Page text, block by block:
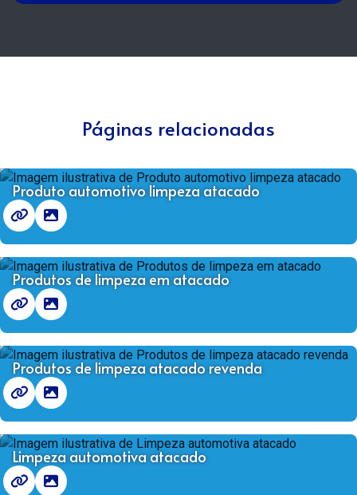
Páginas relacionadas
Produto automotivo limpeza atacado
Produtos de limpeza em atacado
Produtos de limpeza atacado revenda
Limpeza automotiva atacado